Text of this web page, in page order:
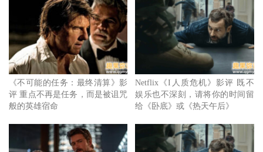
竟该妥协于人情世故及社会律法，还是得顺从内心的直觉，
拯救悲伤世界里被残害的无辜灵魂，而就在这踌躇的片刻，
他们也无意把自己的故事投射于其中，使得一切不再只是执
行任务，而是一趟救赎、重生之道。
令人意想不到的开场
《不可能的任务：最终清算》影
评 重点不再是任务，而是被诅咒
般的英雄宿命
Netflix《I人质危机》影评 既不
娱乐也不深刻，请将你的时间留
给《卧底》或《热天午后》